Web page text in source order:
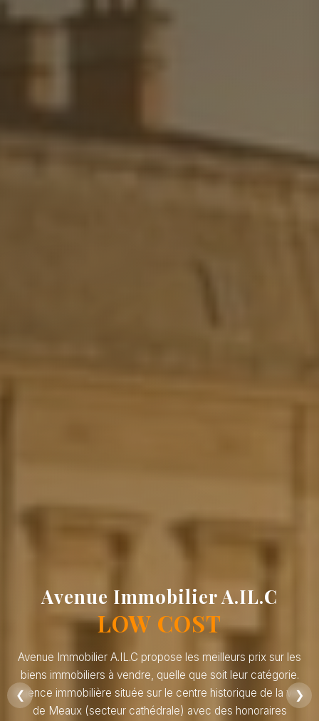
❮ ❯
Avenue Immobilier A.IL.C
LOW COST
Avenue Immobilier A.IL.C propose les meilleurs prix sur les
biens immobiliers à vendre, quelle que soit leur catégorie.
Agence immobilière située sur le centre historique de la ville
de Meaux (secteur cathédrale) avec des honoraires